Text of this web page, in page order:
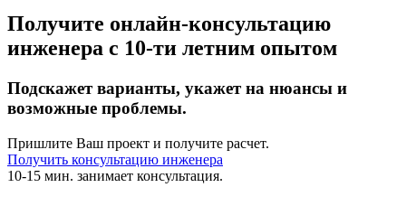
Получите онлайн-консультацию
инженера с 10-ти летним опытом
Подскажет варианты, укажет на нюансы и
возможные проблемы.
Пришлите Ваш проект и получите расчет.
Получить консультацию инженера
10-15 мин. занимает консультация.